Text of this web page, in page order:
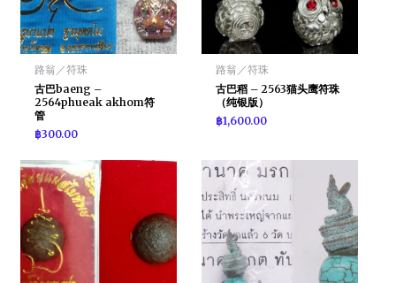
路翁／符珠
古巴baeng –
2564phueak akhom符
管
฿300.00
路翁／符珠
古巴稻 – 2563猫头鹰符珠
（纯银版）
฿1,600.00